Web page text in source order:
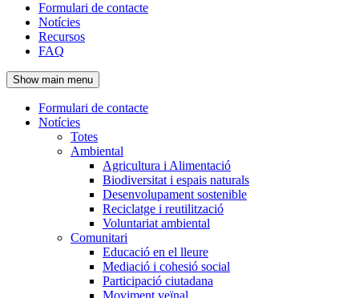
Navegació
principal
de
l'encapçalament
Formulari de contacte
Notícies
Recursos
FAQ
Show main menu
Navegació
principal
Formulari de contacte
Notícies
Totes
Ambiental
Agricultura i Alimentació
Biodiversitat i espais naturals
Desenvolupament sostenible
Reciclatge i reutilització
Voluntariat ambiental
Comunitari
Educació en el lleure
Mediació i cohesió social
Participació ciutadana